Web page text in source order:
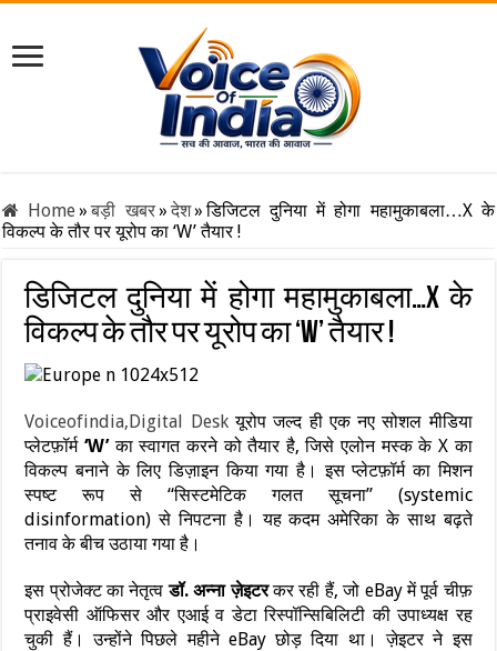
Home» बड़ी खबर»देश»डिजिटल दुनिया में होगा महामुकाबला…X के
विकल्प के तौर पर यूरोप का ‘W’ तैयार !
डिजिटल दुनिया में होगा महामुकाबला…X के
विकल्प के तौर पर यूरोप का ‘W’ तैयार !
Voiceofindia,Digital Deskयूरोप जल्द ही एक नए सोशल मीडिया
प्लेटफ़ॉर्म ‘W’का स्वागत करने को तैयार है, जिसे एलोन मस्क के X का
विकल्प बनाने के लिए डिज़ाइन किया गया है। इस प्लेटफ़ॉर्म का मिशन
स्पष्ट रूप से “सिस्टमेटिक गलत सूचना” (systemic
disinformation) से निपटना है। यह कदम अमेरिका के साथ बढ़ते
तनाव के बीच उठाया गया है।
इस प्रोजेक्ट का नेतृत्वडॉ. अन्ना ज़ेइटरकर रही हैं, जो eBay में पूर्व चीफ़
प्राइवेसी ऑफिसर और एआई व डेटा रिस्पॉन्सिबिलिटी की उपाध्यक्ष रह
चुकी हैं। उन्होंने पिछले महीने eBay छोड़ दिया था। ज़ेइटर ने इस